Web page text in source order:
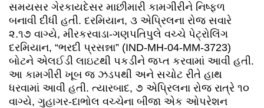
સમયસર ગેરકાયદેસર માછીમારી કામગીરીને નિષ્ફળ
બનાવી દીધી હતી. દરમિયાન, ૩ એપ્રિલના રોજ સવારે
૨.૧૭ વાગ્યે, મીરકરવાડા-ગણપતિપુલે વચ્ચે પેટ્રોલિંગ
દરમિયાન, “ભરદી પ્રસન્ના” (IND-MH-04-MM-3723)
બોટને એલઈડી લાઇટથી પકડીને જપ્ત કરવામાં આવી હતી.
આ કામગીરી ખૂબ જ ઝડપથી અને સચોટ રીતે હાથ
ધરવામાં આવી હતી. ત્યારબાદ, ૭ એપ્રિલના રોજ રાત્રે ૧૦
વાગ્યે, ગુહાગર-દાભોલ વચ્ચેના બીજા એક ઓપરેશન